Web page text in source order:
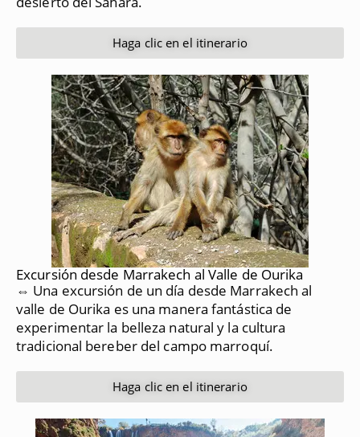
Haga clic en el itinerario
Excursión desde Marrakech al Valle de Ourika
⇔ Una excursión de un día desde Marrakech al
valle de Ourika es una manera fantástica de
experimentar la belleza natural y la cultura
tradicional bereber del campo marroquí.
Haga clic en el itinerario